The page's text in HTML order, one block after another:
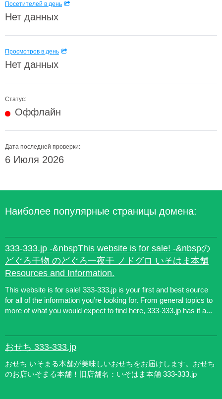
Посетителей в день
Нет данных
Просмотров в день
Нет данных
Статус:
Оффлайн
Дата последней проверки:
6 Июля 2026
Наиболее популярные страницы домена:
333-333.jp -&nbspThis website is for sale! -&nbspの
どぐろ干物 のどぐろ一夜干 ノドグロ いそはま本舗
Resources and Information.
This website is for sale! 333-333.jp is your first and best source
for all of the information you’re looking for. From general topics to
more of what you would expect to find here, 333-333.jp has it a...
おせち 333-333.jp
おせち いそまる本舗が美味しいおせちをお届けします。おせち
のお店いそまる本舗！旧店舗名：いそはま本舗 333-333.jp